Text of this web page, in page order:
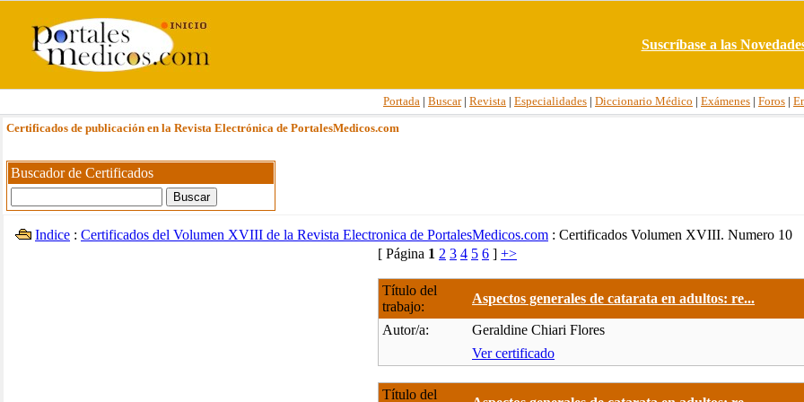
Suscríbase a las
Portada | Buscar| Revista | Especialidades | Diccionario Médico | Exámenes | Foros |
Certificados de publicación en la Revista Electrónica de PortalesMedicos.com
Buscador de Certificados
Indice : Certificados del Volumen XVIII de la Revista Electronica de PortalesMedicos.com : Certificados Volumen XVIII. Numero 10
[ Página 1 2 3 4 5 6 ] +>
Título del
trabajo:
Aspectos generales de catarata en adultos: re...
Autor/a:
Geraldine Chiari Flores
Ver certificado
Título del